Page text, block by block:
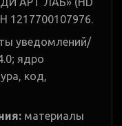
1217700107976.
уведомлений/
ядро
код,
материалы